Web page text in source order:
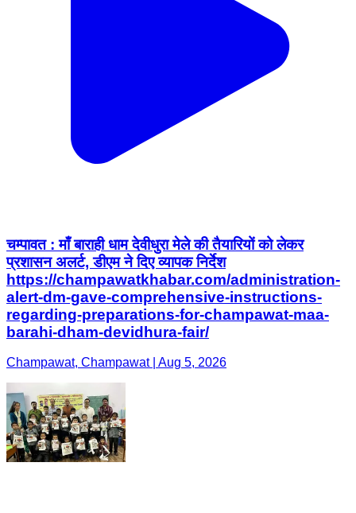
चम्पावत : माँ बाराही धाम देवीधुरा मेले की तैयारियों को लेकर
प्रशासन अलर्ट, डीएम ने दिए व्यापक निर्देश
https://champawatkhabar.com/administration-
alert-dm-gave-comprehensive-instructions-
regarding-preparations-for-champawat-maa-
barahi-dham-devidhura-fair/
Champawat, Champawat | Aug 5, 2026